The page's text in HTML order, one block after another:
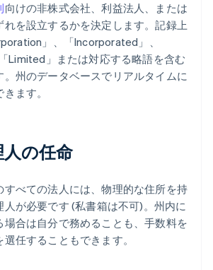
向けの非株式会社、利益法人、または
れを設立するかを決定します。記録上
」、「Incorporated」、
Limited」または対応する略語を含む
。州のデータベースでリアルタイムに
ます。
人の任命
すべての法人には、物理的な住所を持
が必要です (私書箱は不可)。州内に
場合は自分で務めることも、手数料を
任することもできます。